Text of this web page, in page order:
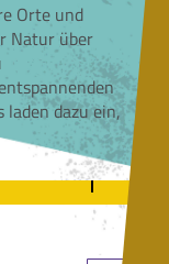
Orte und
Natur über
dazu ein,